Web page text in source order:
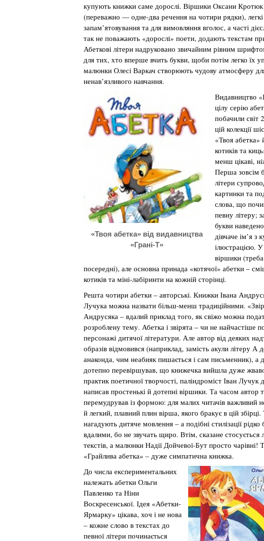
купують книжки саме дорослі. Віршики Оксани Кротюк
(переважно — одне-два речення на чотири рядки),
запам’ятовування та для вимовляння вголос, а часті
так не поважають «дорослі» поети, додають текстам
Абеткові літери надруковано звичайним рівним
для тих, хто вперше вчить букви, щоби потім легко їх
малюнки Олесі Варкач створюють чудову атмосферу
ненав’язливого навчання.
«Твоя абетка» від видавництва
«Грані-Т»
Видавництво
цілу серію
побачили світ
цій колекції
«Твоя абетка»
котиків та
менш цікаві,
Перша зовсім
літери
картинки та
слова, що
певну літеру;
букви
дівчаче ім’я з
ілюстрацією. У
віршики
посередні), але основна принада «котячої» абетки –
котиків та міні-лабіринти на кожній сторінці.
Решта чотири абетки – авторські. Книжки Івана
Лучука можна назвати більш-менш традиційними.
Андрусяка – вдалий приклад того, як свіжо можна
розроблену тему. Абетка і звірята – чи не найчастіше
персонажі дитячої літератури. Але автор від деяких
образів відмовився (наприклад, замість акули літеру А
анаконда, чим неабияк пишається і сам письменник), а
дотепно перевіршував, що книжечка вийшла дуже
практик поетичної творчості, паліндроміст Іван Лучук
написав простенькі й дотепні віршики. Та часом автор
перемудрував із формою: для малих читачів важливий
й легкий, плавний плин вірша, якого бракує в цій збірці.
нагадують дитяче мовлення – а подібні стилізації рідко
вдалими, бо не звучать щиро. Втім, сказане стосується
текстів, а малюнки Надії Дойчевої-Бут просто чарівні!
«Грайлива абетка» – дуже симпатична книжка.
До числа експериментальних
належать абетки Ольги
Павленко та Ніни
Воскресенської. Ідея «Абетки-
Ярмарку» цікава, хоч і не нова
– кожне слово в текстах до
певної літери починається